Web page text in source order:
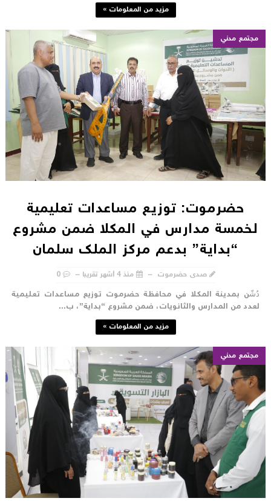
مزيد من المعلومات »
مجتمع مدني
حضرموت: توزيع مساعدات تعليمية
لخمسة مدارس في المكلا ضمن مشروع
“بداية” بدعم مركز الملك سلمان
صدى حضرموت منذ 4 أشهر تقريبا 0
بمدينة المكلا في محافظة حضرموت توزيع مساعدات تعليمية
من المدارس والثانويات، ضمن مشروع “بداية”، ب...
مزيد من المعلومات »
مجتمع مدني